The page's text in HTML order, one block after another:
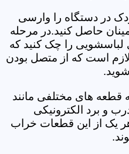
در دستگاه را وارسی
حاصل کنید.در مرحله
را چک کنید که
لازم است که از متصل بودن
قطعه های مختلفی مانند
و برد الکترونیکی
یک از این قطعات خراب